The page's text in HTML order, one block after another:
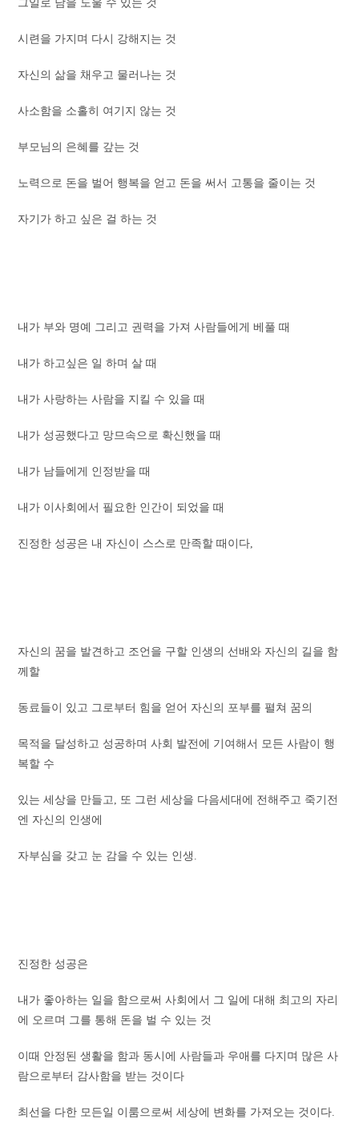
그일로 남을 도울 수 있는 것
시련을 가지며 다시 강해지는 것
자신의 삶을 채우고 물러나는 것
사소함을 소홀히 여기지 않는 것
부모님의 은혜를 갚는 것
노력으로 돈을 벌어 행복을 얻고 돈을 써서 고통을 줄이는 것
자기가 하고 싶은 걸 하는 것
내가 부와 명예 그리고 권력을 가져 사람들에게 베풀 때
내가 하고싶은 일 하며 살 때
내가 사랑하는 사람을 지킬 수 있을 때
내가 성공했다고 망므속으로 확신했을 때
내가 남들에게 인정받을 때
내가 이사회에서 필요한 인간이 되었을 때
진정한 성공은 내 자신이 스스로 만족할 때이다,
자신의 꿈을 발견하고 조언을 구할 인생의 선배와 자신의 길을 함
께할
동료들이 있고 그로부터 힘을 얻어 자신의 포부를 펼쳐 꿈의
목적을 달성하고 성공하며 사회 발전에 기여해서 모든 사람이 행
복할 수
있는 세상을 만들고, 또 그런 세상을 다음세대에 전해주고 죽기전
엔 자신의 인생에
자부심을 갖고 눈 감을 수 있는 인생.
진정한 성공은
내가 좋아하는 일을 함으로써 사회에서 그 일에 대해 최고의 자리
에 오르며 그를 통해 돈을 벌 수 있는 것
이때 안정된 생활을 함과 동시에 사람들과 우애를 다지며 많은 사
람으로부터 감사함을 받는 것이다
최선을 다한 모든일 이룸으로써 세상에 변화를 가져오는 것이다.